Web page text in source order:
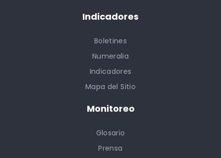
Indicadores
Boletines
Numeralia
Indicadores
Mapa del Sitio
Monitoreo
Glosario
Prensa